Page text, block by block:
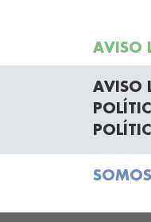
AVISO
AVISO